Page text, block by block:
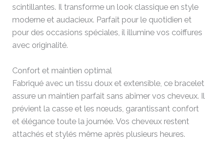
scintillantes. Il transforme un look classique en style
moderne et audacieux. Parfait pour le quotidien et
pour des occasions spéciales, il illumine vos coiffures
avec originalité.
Confort et maintien optimal
Fabriqué avec un tissu doux et extensible, ce bracelet
assure un maintien parfait sans abîmer vos cheveux. Il
prévient la casse et les nœuds, garantissant confort
et élégance toute la journée. Vos cheveux restent
attachés et stylés même après plusieurs heures.